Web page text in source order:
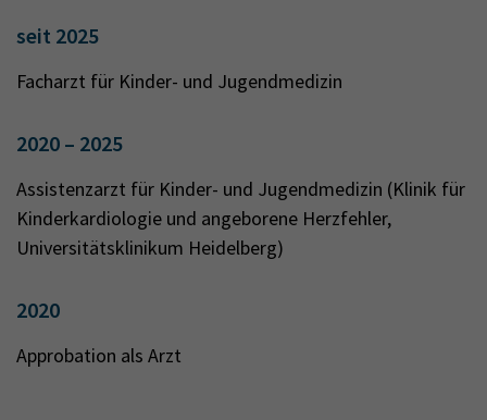
seit 2025
Facharzt für Kinder- und Jugendmedizin
2020 – 2025
Assistenzarzt für Kinder- und Jugendmedizin (Klinik für
Kinderkardiologie und angeborene Herzfehler,
Universitätsklinikum Heidelberg)
2020
Approbation als Arzt